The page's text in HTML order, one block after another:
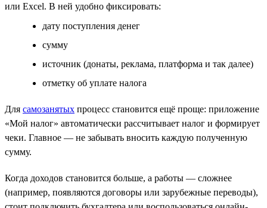
или Excel. В ней удобно фиксировать:
дату поступления денег
сумму
источник (донаты, реклама, платформа и так далее)
отметку об уплате налога
Для самозанятых процесс становится ещё проще: приложение
«Мой налог» автоматически рассчитывает налог и формирует
чеки. Главное — не забывать вносить каждую полученную
сумму.
Когда доходов становится больше, а работы — сложнее
(например, появляются договоры или зарубежные переводы),